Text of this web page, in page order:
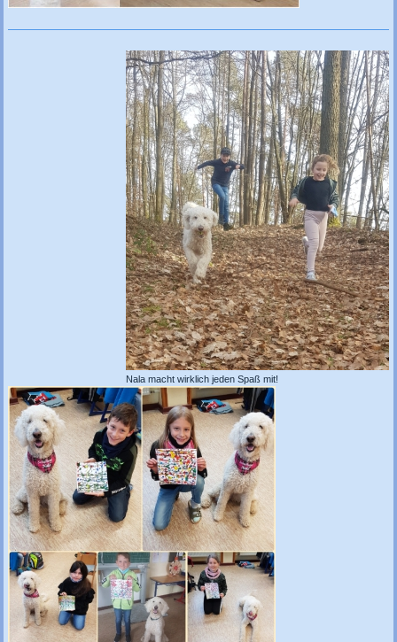
Nala macht wirklich jeden Spaß mit!